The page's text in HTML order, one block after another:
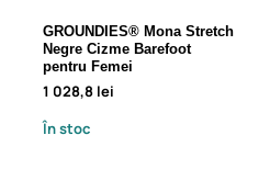
GROUNDIES® Mona Stretch
Negre Cizme Barefoot
pentru Femei
1 028,8 lei
În stoc